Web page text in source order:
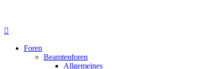
Foren
Beamtenforen
Allgemeines